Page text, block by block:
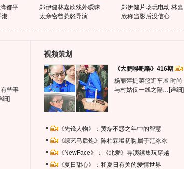
都平
港
郑伊健林嘉欣戏外暧昧
太亲密曾惹怒导演
郑伊健片场玩电动 林嘉
欣称当影后没信心
些事
细]
视频策划
《大鹏嘚吧嘚》416期
杨丽萍提菜篮逛车展 时尚
与村姑仅一线之隔… [详细]
《先锋人物》：黄磊不惑之年中的智慧
《综艺马后炮》陈柏霖曝初吻属于范冰冰
《NewFace》：《北爱》导演续集玩穿越
《夏日甜心》：和夏日有关的爱情世界